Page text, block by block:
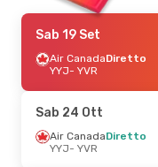
Sab 19 Set
Air CanadaDiretto
YYJ- YVR
Sab 24 Ott
Air CanadaDiretto
YYJ- YVR